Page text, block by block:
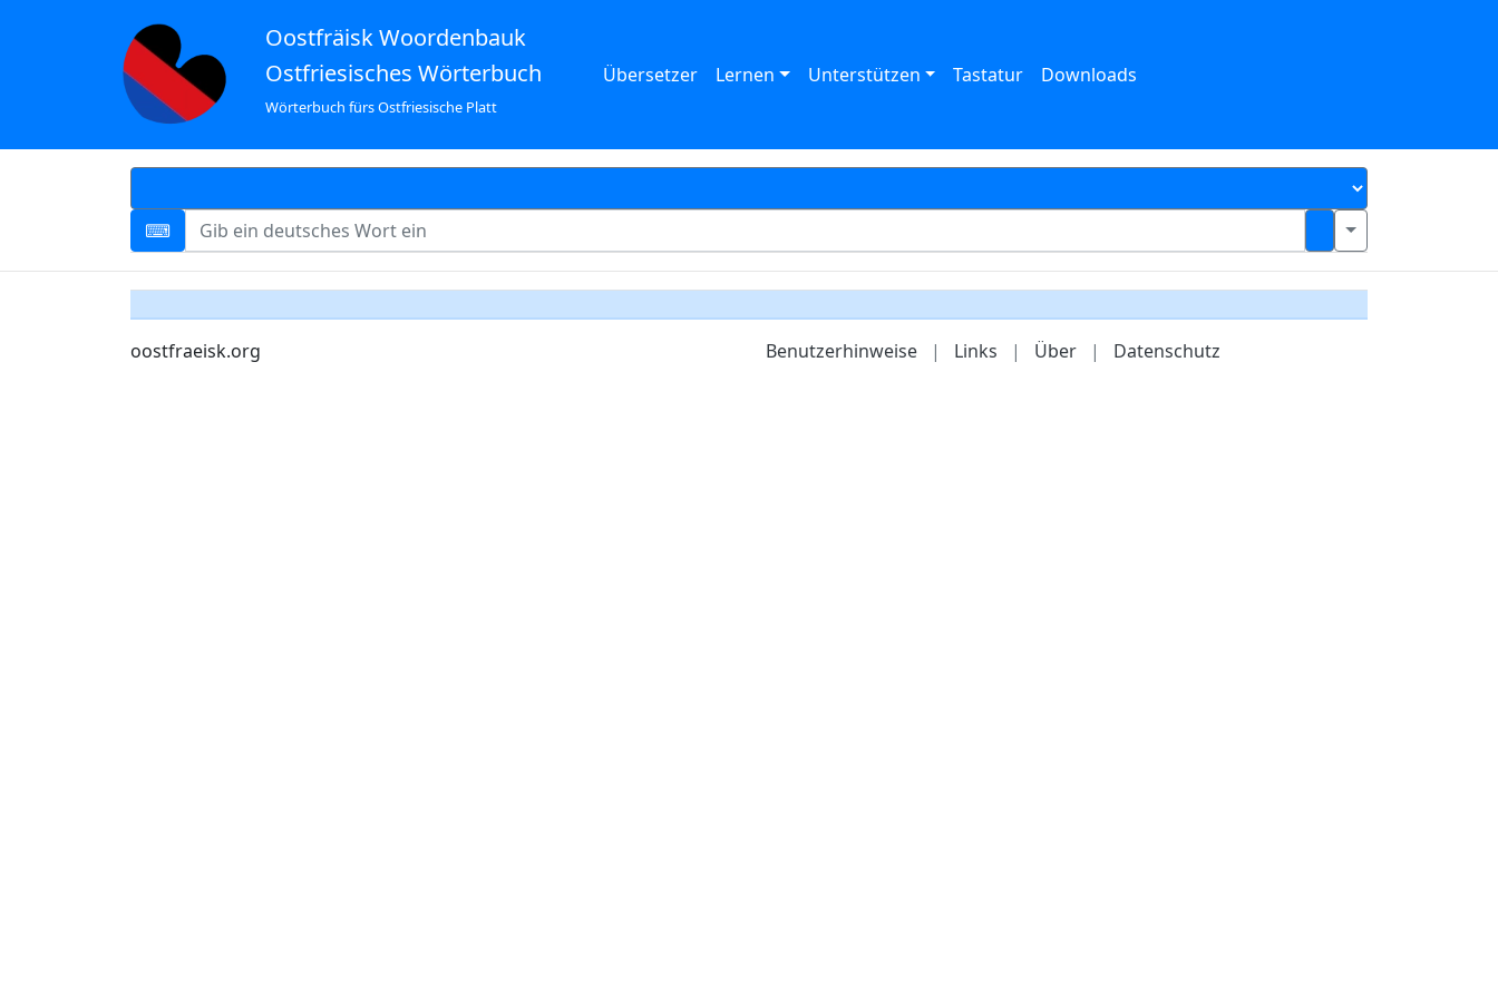
Oostfräisk Woordenbauk
Ostfriesisches Wörterbuch
Wörterbuch fürs Ostfriesische Platt
Übersetzer Lernen Unterstützen Tastatur Downloads
oostfraeisk.org Benutzerhinweise | Links | Über | Datenschutz